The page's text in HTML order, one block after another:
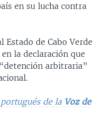
en su lucha contra
Estado de Cabo Verde
la declaración que
arbitraria”
de la Voz de